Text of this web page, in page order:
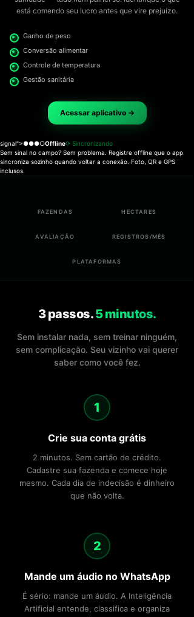
está comendo seu lucro antes que vire prejuízo.
Ganho de peso
Conversão alimentar
Controle de temperatura
Gestão sanitária
Acessar aplicativo →
signal">●●●○Offline⟳ Sincronizando
Sem sinal no campo? Sem problema. Registre offline que o app
sincroniza sozinho quando voltar a conexão. Foto, QR e GPS
inclusos.
FAZENDAS HECTARES
AVALIAÇÃO REGISTROS/MÊS
PLATAFORMAS
3 passos.5 minutos.
Sem instalar nada, sem treinar ninguém,
sem complicação. Seu vizinho vai querer
saber como você fez.
1
Crie sua conta grátis
2 minutos. Sem cartão de crédito.
Cadastre sua fazenda e comece hoje
mesmo. Cada dia de indecisão é dinheiro
que não volta.
2
Mande um áudio no WhatsApp
É sério: mande um áudio. A Inteligência
Artificial entende, classifica e organiza